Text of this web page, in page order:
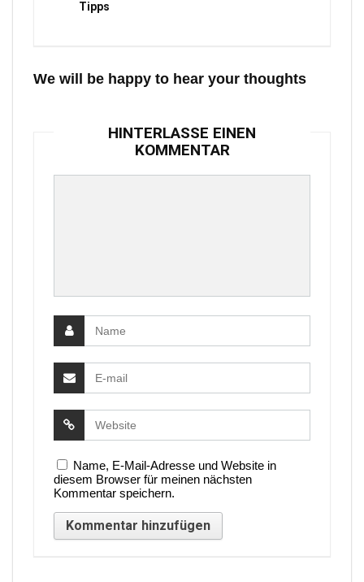
Tipps
We will be happy to hear your thoughts
HINTERLASSE EINEN
KOMMENTAR
Name, E-Mail-Adresse und Website in
diesem Browser für meinen nächsten
Kommentar speichern.